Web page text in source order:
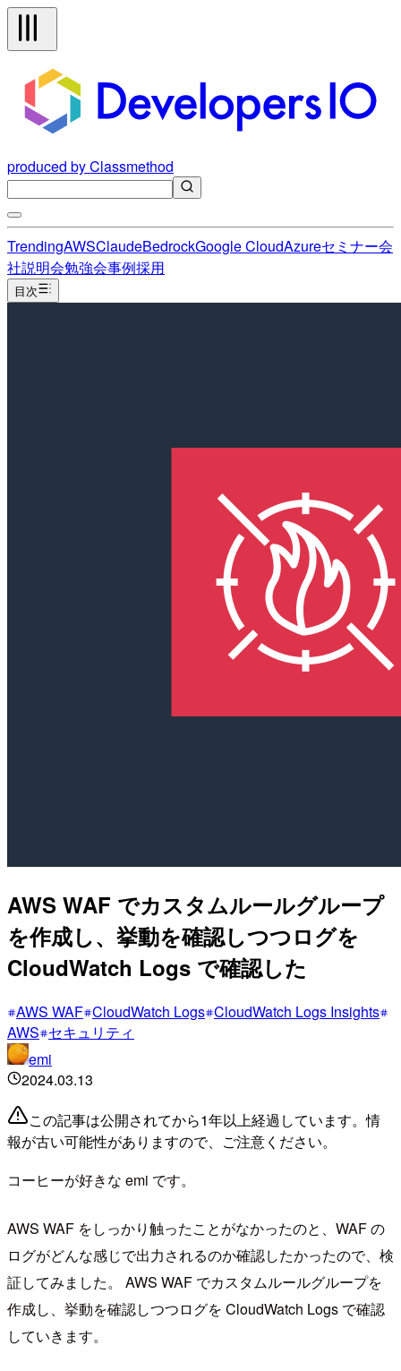
produced by Classmethod
TrendingAWSClaudeBedrockGoogle CloudAzureセミナー会
社説明会勉強会事例採用
目次
AWS WAF でカスタムルールグループ
を作成し、挙動を確認しつつログを
CloudWatch Logs で確認した
AWS WAF CloudWatch Logs CloudWatch Logs Insights
AWS セキュリティ
emi
2024.03.13
この記事は公開されてから1年以上経過しています。情
報が古い可能性がありますので、ご注意ください。
コーヒーが好きな emi です。
AWS WAF をしっかり触ったことがなかったのと、WAF の
ログがどんな感じで出力されるのか確認したかったので、検
証してみました。 AWS WAF でカスタムルールグループを
作成し、挙動を確認しつつログを CloudWatch Logs で確認
していきます。